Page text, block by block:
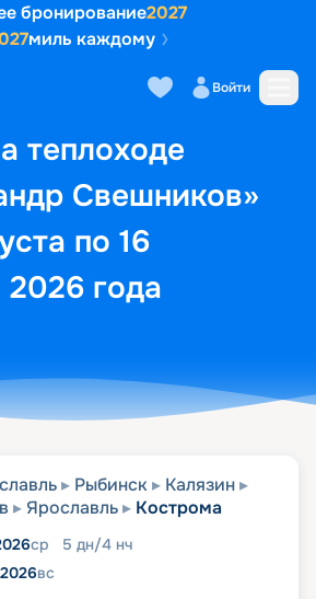
бронирование2027
миль каждому
Войти
теплоходе
Свешников»
по 16
2026 года
Выбор кают Маршрут и
Рыбинск
Калязин
Ярославль Кострома
ср 5 дн/4 нч
вс